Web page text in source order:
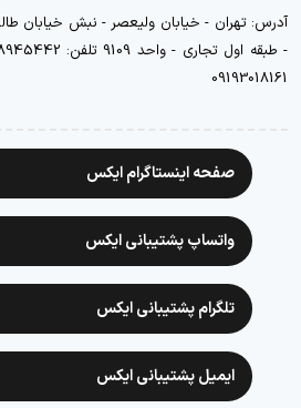
آدرس: تهران - خیابان ولیعصر - نبش خیابان
09193018161
صفحه اینستاگرام ایکس
واتساپ پشتیبانی ایکس
تلگرام پشتیبانی ایکس
ایمیل پشتیبانی ایکس